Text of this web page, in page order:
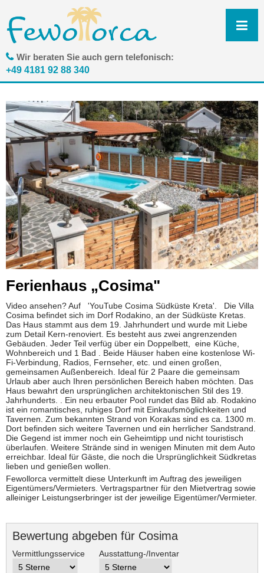
Wir beraten Sie auch gern telefonisch:
+49 4181 92 88 340
Ferienhaus „Cosima"
Video ansehen? Auf 'YouTube Cosima Südküste Kreta'. Die Villa
Cosima befindet sich im Dorf Rodakino, an der Südküste Kretas.
Das Haus stammt aus dem 19. Jahrhundert und wurde mit Liebe
zum Detail Kern-renoviert. Es besteht aus zwei angrenzenden
Gebäuden. Jeder Teil verfüg über ein Doppelbett, eine Küche,
Wohnbereich und 1 Bad . Beide Häuser haben eine kostenlose Wi-
Fi-Verbindung, Radios, Fernseher, etc. und einen großen,
gemeinsamen Außenbereich. Ideal für 2 Paare die gemeinsam
Urlaub aber auch Ihren persönlichen Bereich haben möchten. Das
Haus bewahrt den ursprünglichen architektonischen Stil des 19.
Jahrhunderts. . Ein neu erbauter Pool rundet das Bild ab. Rodakino
ist ein romantisches, ruhiges Dorf mit Einkaufsmöglichkeiten und
Tavernen. Zum bekannten Strand von Korakas sind es ca. 1300 m.
Dort befinden sich weitere Tavernen und ein herrlicher Sandstrand.
Die Gegend ist immer noch ein Geheimtipp und nicht touristisch
überlaufen. Weitere Strände sind in wenigen Minuten mit dem Auto
erreichbar. Ideal für Gäste, die noch die Ursprünglichkeit Südkretas
lieben und genießen wollen.
Fewollorca vermittelt diese Unterkunft im Auftrag des jeweiligen
Eigentümers/Vermieters. Vertragspartner für den Mietvertrag sowie
alleiniger Leistungserbringer ist der jeweilige Eigentümer/Vermieter.
Bewertung abgeben für Cosima
Vermittlungsservice Ausstattung-/Inventar